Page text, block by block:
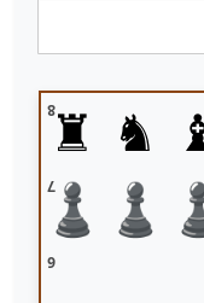
8♜ ♞
7
♟ ♟
6